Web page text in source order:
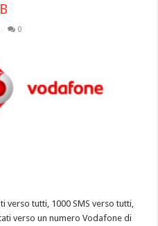
0
verso tutti, 1000 SMS verso tutti,
verso un numero Vodafone di